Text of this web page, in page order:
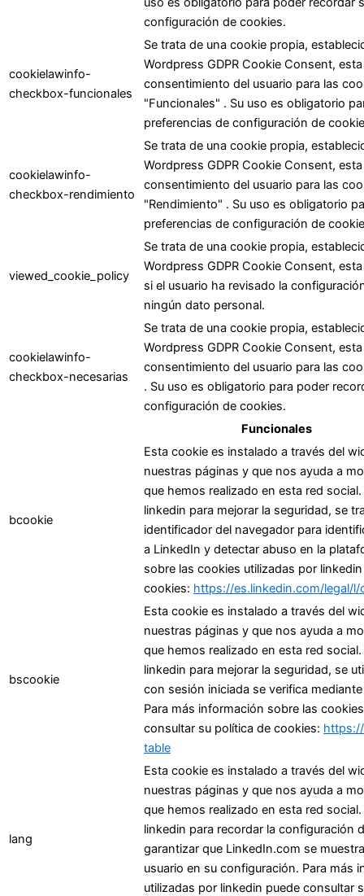
configuración de cookies.
cookielawinfo-
checkbox-funcionales
Se trata de una cookie propia,
Wordpress GDPR Cookie Consent,
consentimiento del usuario para las
"Funcionales" . Su uso es obligatorio
preferencias de configuración de
cookielawinfo-
checkbox-rendimiento
Se trata de una cookie propia,
Wordpress GDPR Cookie Consent,
consentimiento del usuario para las
"Rendimiento" . Su uso es obligatorio
preferencias de configuración de
viewed_cookie_policy
Se trata de una cookie propia,
Wordpress GDPR Cookie Consent,
si el usuario ha revisado la
ningún dato personal.
cookielawinfo-
checkbox-necesarias
Se trata de una cookie propia,
Wordpress GDPR Cookie Consent,
consentimiento del usuario para las
. Su uso es obligatorio para poder
configuración de cookies.
Funcionales
bcookie
Esta cookie es instalado a través del
nuestras páginas y que nos ayuda a
que hemos realizado en esta red
linkedin para mejorar la seguridad, se
identificador del navegador para
a LinkedIn y detectar abuso en la
sobre las cookies utilizadas por
cookies: https://es.linkedin.com/legal/
bscookie
Esta cookie es instalado a través del
nuestras páginas y que nos ayuda a
que hemos realizado en esta red
linkedin para mejorar la seguridad, se
con sesión iniciada se verifica
Para más información sobre las
consultar su política de cookies:
table
lang
Esta cookie es instalado a través del
nuestras páginas y que nos ayuda a
que hemos realizado en esta red
linkedin para recordar la configuración
garantizar que LinkedIn.com se
usuario en su configuración. Para más
utilizadas por linkedin puede consultar